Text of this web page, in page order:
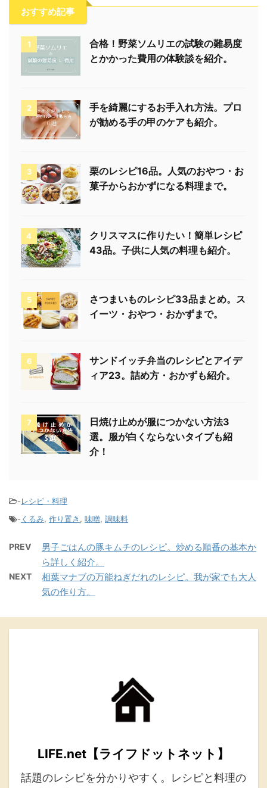
おすすめ記事
1
合格！野菜ソムリエの試験の難易度
とかかった費用の体験談を紹介。
2
手を綺麗にするお手入れ方法。プロ
が勧める手の甲のケアも紹介。
3
栗のレシピ16品。人気のおやつ・お
菓子からおかずになる料理まで。
4
クリスマスに作りたい！簡単レシピ
43品。子供に人気の料理も紹介。
5
さつまいものレシピ33品まとめ。ス
イーツ・おやつ・おかずまで。
6
サンドイッチ弁当のレシピとアイデ
ィア23。詰め方・おかずも紹介。
7
日焼け止めが服につかない方法3
選。服が白くならないタイプも紹
介！
-レシピ・料理
- くるみ, 作り置き , 味噌, 調味料
PREV
男子ごはんの豚キムチのレシピ。炒める順番の基本か
ら詳しく紹介。
NEXT
相葉マナブの万能ねぎだれのレシピ。我が家でも大人
気の作り方。
LIFE.net【ライフドットネット】
話題のレシピを分かりやすく。レシピと料理の